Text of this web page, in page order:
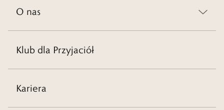
O nas
Klub dla Przyjaciół
Kariera